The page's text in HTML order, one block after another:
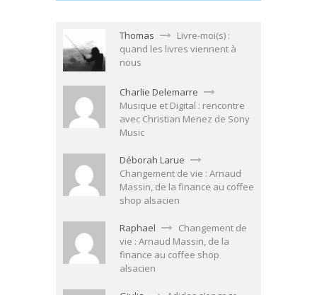
Thomas
Livre-moi(s) :
quand les livres viennent à
nous
Charlie Delemarre
Musique et Digital : rencontre
avec Christian Menez de Sony
Music
Déborah Larue
Changement de vie : Arnaud
Massin, de la finance au coffee
shop alsacien
Raphael
Changement de
vie : Arnaud Massin, de la
finance au coffee shop
alsacien